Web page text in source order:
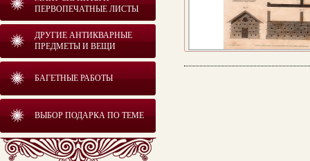
ПЕРВОПЕЧАТНЫЕ ЛИСТЫ
ДРУГИЕ АНТИКВАРНЫЕ
ПРЕДМЕТЫ И ВЕЩИ
БАГЕТНЫЕ РАБОТЫ
ВЫБОР ПОДАРКА ПО ТЕМЕ